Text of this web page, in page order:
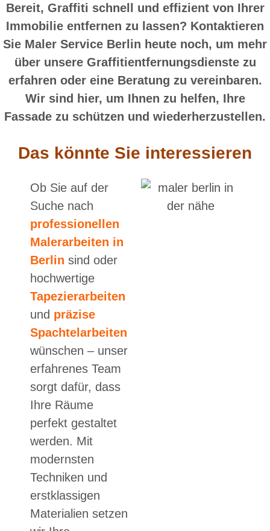
Bereit, Graffiti schnell und effizient von Ihrer
Immobilie entfernen zu lassen? Kontaktieren
Sie Maler Service Berlin heute noch, um mehr
über unsere Graffitientfernungsdienste zu
erfahren oder eine Beratung zu vereinbaren.
Wir sind hier, um Ihnen zu helfen, Ihre
Fassade zu schützen und wiederherzustellen.
Das könnte Sie interessieren
Ob Sie auf der
Suche nach
professionellen
Malerarbeiten in
Berlin sind oder
hochwertige
Tapezierarbeiten
und präzise
Spachtelarbeiten
wünschen – unser
erfahrenes Team
sorgt dafür, dass
Ihre Räume
perfekt gestaltet
werden. Mit
modernsten
Techniken und
erstklassigen
Materialien setzen